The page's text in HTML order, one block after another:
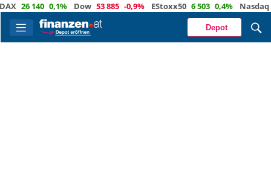
26 140 0,1% Dow 53 885 -0,9% EStoxx50 6 503 0,4% Nasdaq 29
Depot